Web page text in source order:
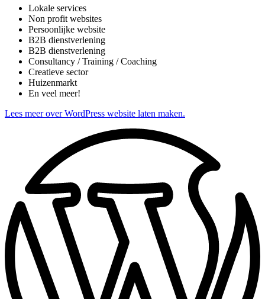
Lokale services
Non profit websites
Persoonlijke website
B2B dienstverlening
B2B dienstverlening
Consultancy / Training / Coaching
Creatieve sector
Huizenmarkt
En veel meer!
Lees meer over WordPress website laten maken.